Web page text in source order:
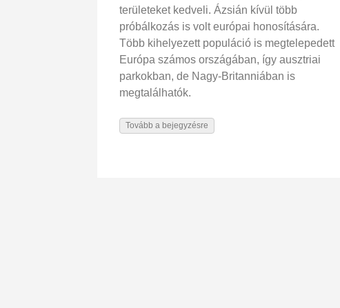
területeket kedveli. Ázsián kívül több
próbálkozás is volt európai honosítására.
Több kihelyezett populáció is megtelepedett
Európa számos országában, így ausztriai
parkokban, de Nagy-Britanniában is
megtalálhatók.
Tovább a bejegyzésre